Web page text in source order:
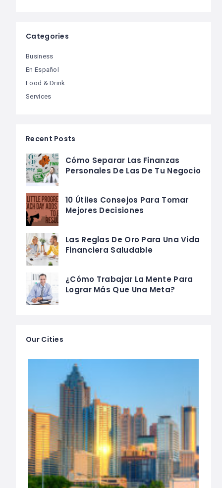
Categories
Business
En Español
Food & Drink
Services
Recent Posts
Cómo Separar Las Finanzas
Personales De Las De Tu Negocio
10 Útiles Consejos Para Tomar
Mejores Decisiones
Las Reglas De Oro Para Una Vida
Financiera Saludable
¿Cómo Trabajar La Mente Para
Lograr Más Que Una Meta?
Our Cities